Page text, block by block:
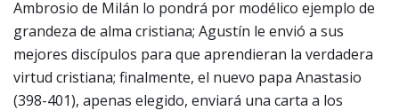
Ambrosio de Milán lo pondrá por modélico ejemplo de
grandeza de alma cristiana; Agustín le envió a sus
mejores discípulos para que aprendieran la verdadera
virtud cristiana; finalmente, el nuevo papa Anastasio
(398-401), apenas elegido, enviará una carta a los